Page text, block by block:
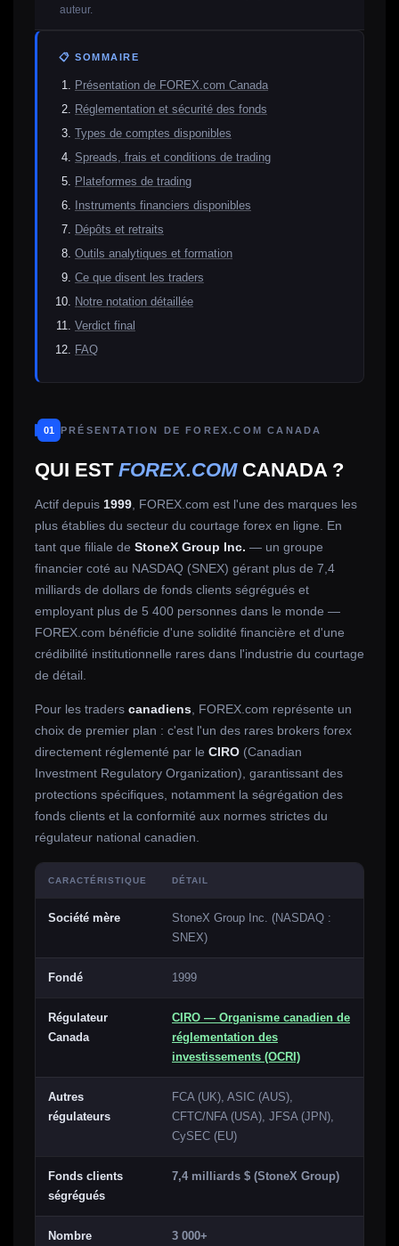
auteur.
📋 SOMMAIRE
Présentation de FOREX.com Canada
Réglementation et sécurité des fonds
Types de comptes disponibles
Spreads, frais et conditions de trading
Plateformes de trading
Instruments financiers disponibles
Dépôts et retraits
Outils analytiques et formation
Ce que disent les traders
Notre notation détaillée
Verdict final
FAQ
01 PRÉSENTATION DE FOREX.COM CANADA
QUI EST FOREX.COMCANADA ?
Actif depuis 1999 , FOREX.com est l'une des marques les
plus établies du secteur du courtage forex en ligne. En
tant que filiale de StoneX Group Inc. — un groupe
financier coté au NASDAQ (SNEX) gérant plus de 7,4
milliards de dollars de fonds clients ségrégués et
employant plus de 5 400 personnes dans le monde —
FOREX.com bénéficie d'une solidité financière et d'une
crédibilité institutionnelle rares dans l'industrie du courtage
de détail.
Pour les traders canadiens , FOREX.com représente un
choix de premier plan : c'est l'un des rares brokers forex
directement réglementé par le CIRO (Canadian
Investment Regulatory Organization), garantissant des
protections spécifiques, notamment la ségrégation des
fonds clients et la conformité aux normes strictes du
régulateur national canadien.
CARACTÉRISTIQUE DÉTAIL
Société mère
StoneX Group Inc. (NASDAQ :
SNEX)
Fondé 1999
Régulateur
Canada
CIRO — Organisme canadien de
réglementation des
investissements (OCRI)
Autres
régulateurs
FCA (UK), ASIC (AUS),
CFTC/NFA (USA), JFSA (JPN),
CySEC (EU)
Fonds clients
ségrégués
7,4 milliards $ (StoneX Group)
Nombre
3 000+